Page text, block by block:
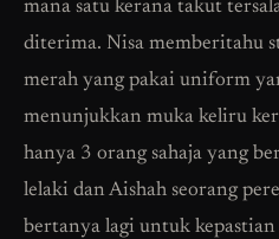
mana satu kerana takut
diterima. Nisa memberitahu
merah yang pakai uniform
menunjukkan muka keliru
hanya 3 orang sahaja yang
lelaki dan Aishah seorang
bertanya lagi untuk kepastian